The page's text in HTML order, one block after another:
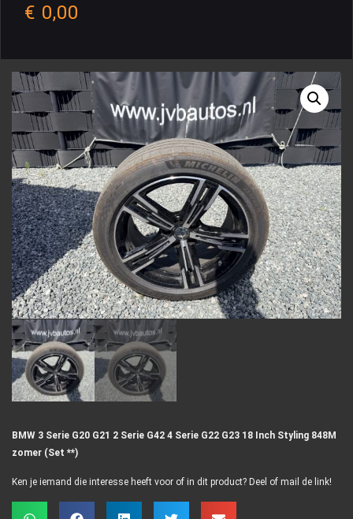
€ 0,00
BMW 3 Serie G20 G21 2 Serie G42 4 Serie G22 G23 18 Inch Styling 848M
zomer (Set **)
Ken je iemand die interesse heeft voor of in dit product? Deel of mail de link!